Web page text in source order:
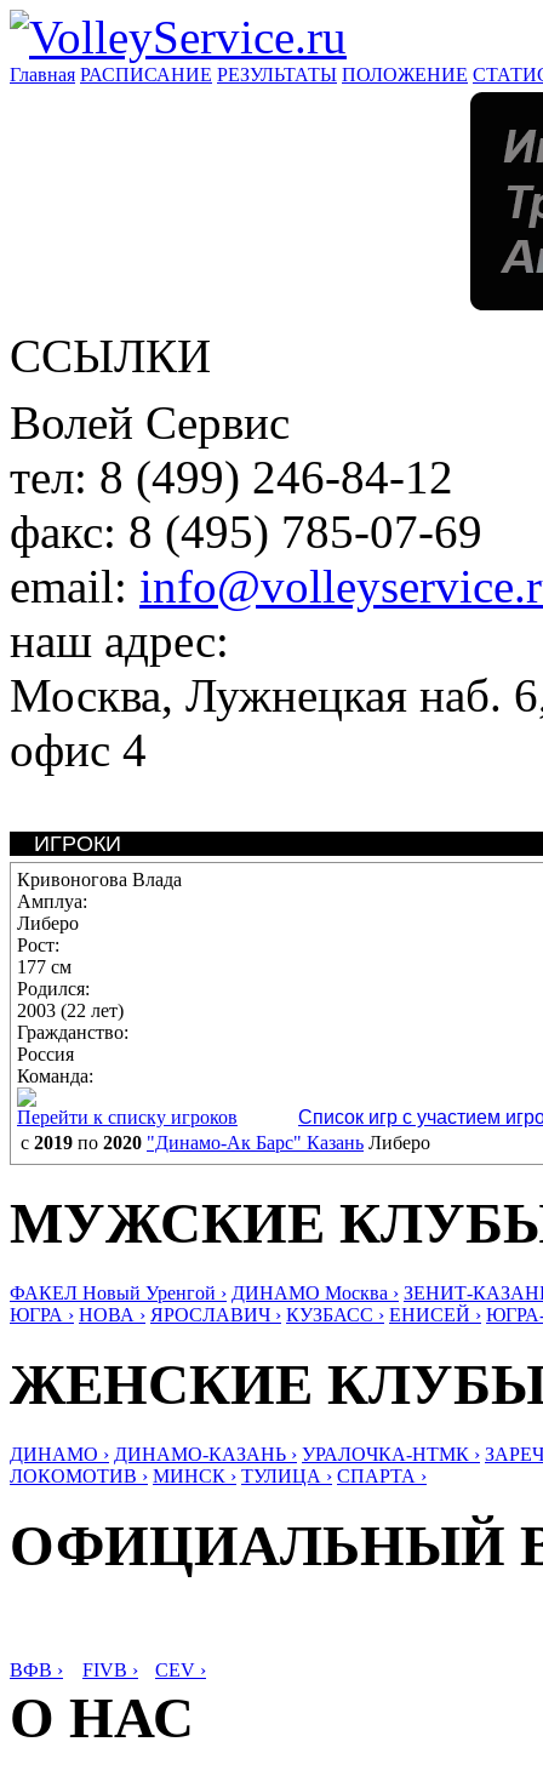
Главная РАСПИСАНИЕ РЕЗУЛЬТАТЫ ПОЛОЖЕНИЕ
ССЫЛКИ
Волей Сервис
тел: 8 (499) 246-84-12
факс: 8 (495) 785-07-69
email:
наш адрес:
Москва, Лужнецкая наб.
офис 4
ИГРОКИ
Кривоногова Влада
Амплуа:
Либеро
Рост:
177 см
Родился:
2003 (22 лет)
Гражданство:
Россия
Команда:
Перейти к списку игроков
Список игр с участием
с 2019 по 2020 "Динамо-Ак Барс" Казань Либеро
МУЖСКИЕ
ФАКЕЛ Новый Уренгой › ДИНАМО Москва › ЗЕНИТ-
ЮГРА › НОВА › ЯРОСЛАВИЧ › КУЗБАСС › ЕНИСЕЙ ›
ЖЕНСКИЕ
ДИНАМО › ДИНАМО-КАЗАНЬ › УРАЛОЧКА-НТМК ›
ЛОКОМОТИВ › МИНСК › ТУЛИЦА › СПАРТА ›
ОФИЦИАЛЬНЫЙ
ВФВ › FIVB › CEV ›
О НАС